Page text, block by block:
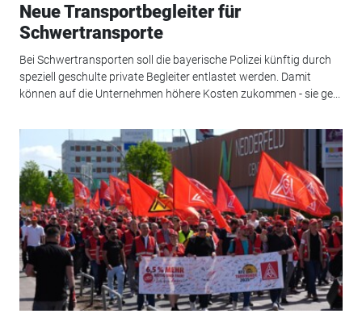
Neue Transportbegleiter für
Schwertransporte
Bei Schwertransporten soll die bayerische Polizei künftig durch
speziell geschulte private Begleiter entlastet werden. Damit
können auf die Unternehmen höhere Kosten zukommen - sie ge...